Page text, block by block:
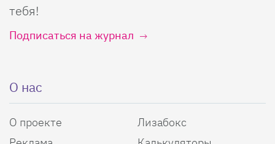
тебя!
Подписаться на журнал
О нас
О проекте
Лизабокс